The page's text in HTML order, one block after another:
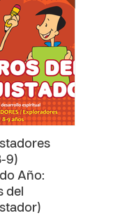
9)
Año:
del